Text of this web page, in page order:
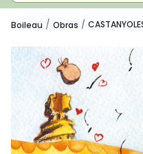
Boileau Obras